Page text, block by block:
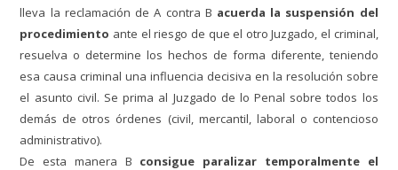
lleva la reclamación de A contra B acuerda la suspensión del
procedimiento ante el riesgo de que el otro Juzgado, el criminal,
resuelva o determine los hechos de forma diferente, teniendo
esa causa criminal una influencia decisiva en la resolución sobre
el asunto civil. Se prima al Juzgado de lo Penal sobre todos los
demás de otros órdenes (civil, mercantil, laboral o contencioso
administrativo).
De esta manera B consigue paralizar temporalmente el